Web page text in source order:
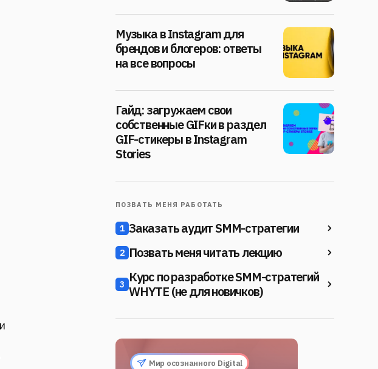
Музыка в Instagram для
брендов и блогеров: ответы
на все вопросы
Гайд: загружаем свои
собственные GIFки в раздел
GIF-стикеры в Instagram
Stories
ПОЗВАТЬ МЕНЯ РАБОТАТЬ
1 Заказать аудит SMM-стратегии
2 Позвать меня читать лекцию
3 Курс по разработке SMM-стратегий
WHYTE (не для новичков)
Мир осознанного Digital